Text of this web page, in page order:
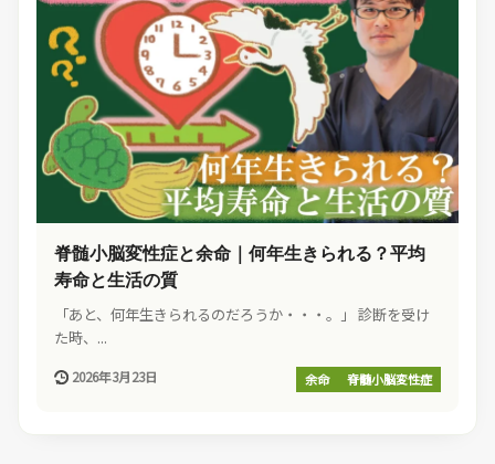
脊髄小脳変性症と余命｜何年生きられる？平均
寿命と生活の質
「あと、何年生きられるのだろうか・・・。」 診断を受け
た時、...
2026年3月23日 余命 脊髄小脳変性症